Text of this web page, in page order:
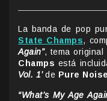
La banda de pop
State Champs,
Again”, tema original
Champs está
Vol. 1’de Pure
“What’s My Age